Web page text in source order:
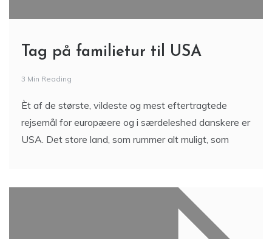
Tag på familietur til USA
3 Min Reading
Èt af de største, vildeste og mest eftertragtede
rejsemål for europæere og i særdeleshed danskere er
USA. Det store land, som rummer alt muligt, som